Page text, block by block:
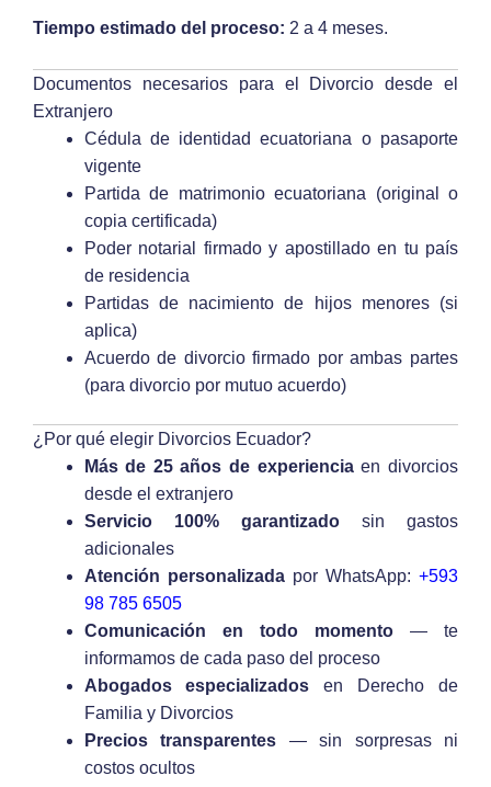
Tiempo estimado del proceso: 2 a 4 meses.
Documentos necesarios para el Divorcio desde el
Extranjero
Cédula de identidad ecuatoriana o pasaporte
vigente
Partida de matrimonio ecuatoriana (original o
copia certificada)
Poder notarial firmado y apostillado en tu país
de residencia
Partidas de nacimiento de hijos menores (si
aplica)
Acuerdo de divorcio firmado por ambas partes
(para divorcio por mutuo acuerdo)
¿Por qué elegir Divorcios Ecuador?
Más de 25 años de experienciaen divorcios
desde el extranjero
Servicio 100% garantizadosin gastos
adicionales
Atención personalizadapor WhatsApp: +593
98 785 6505
Comunicación en todo momento— te
informamos de cada paso del proceso
Abogados especializados en Derecho de
Familia y Divorcios
Precios transparentes — sin sorpresas ni
costos ocultos